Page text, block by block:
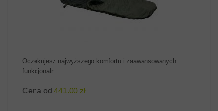
Oczekujesz najwyższego komfortu i zaawansowanych
funkcjonaln...
Cena od 441.00 zł